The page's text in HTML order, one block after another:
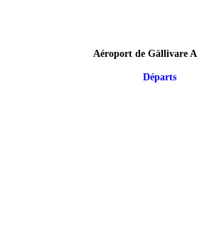
Aéroport de Gällivare
Départs